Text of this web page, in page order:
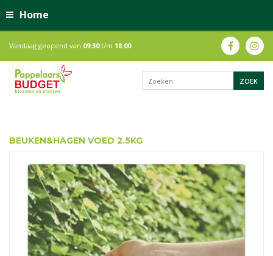
Home
Vandaag geopend van 09:30t/m 18:00
BEUKEN&HAGEN VOED 2.5KG